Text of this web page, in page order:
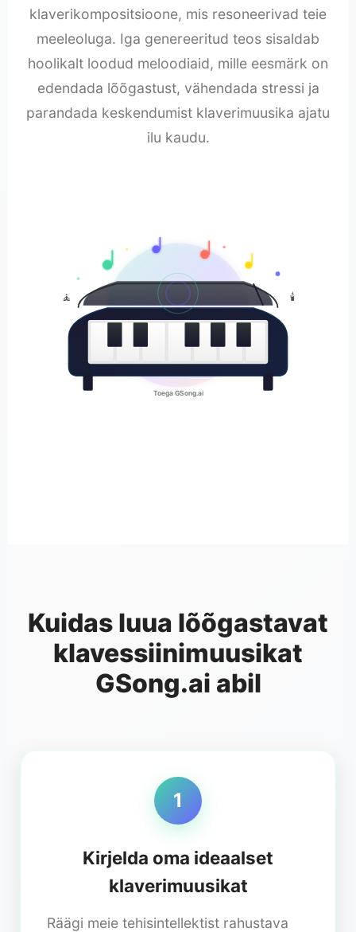
klaverikompositsioone, mis resoneerivad teie
meeleoluga. Iga genereeritud teos sisaldab
hoolikalt loodud meloodiaid, mille eesmärk on
edendada lõõgastust, vähendada stressi ja
parandada keskendumist klaverimuusika ajatu
ilu kaudu.
🧘 🕯️
Toega GSong.ai
Kuidas luua lõõgastavat
klavessiinimuusikat
GSong.ai abil
1
Kirjelda oma ideaalset
klaverimuusikat
Räägi meie tehisintellektist rahustava